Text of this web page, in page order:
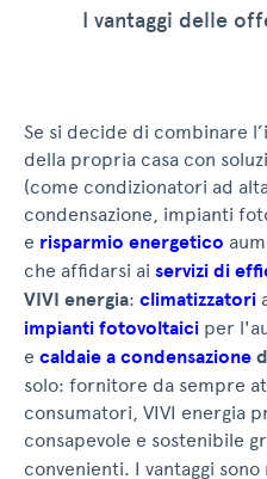
I vantaggi delle
Se si decide di combinare
della propria casa con
(come condizionatori ad
condensazione, impianti
e risparmio energetico
che affidarsi ai servizi di
VIVI energia: climatizzatori
impianti fotovoltaici per
e caldaie a condensazione
solo: fornitore da sempre
consumatori, VIVI energia
consapevole e sostenibile
convenienti. I vantaggi